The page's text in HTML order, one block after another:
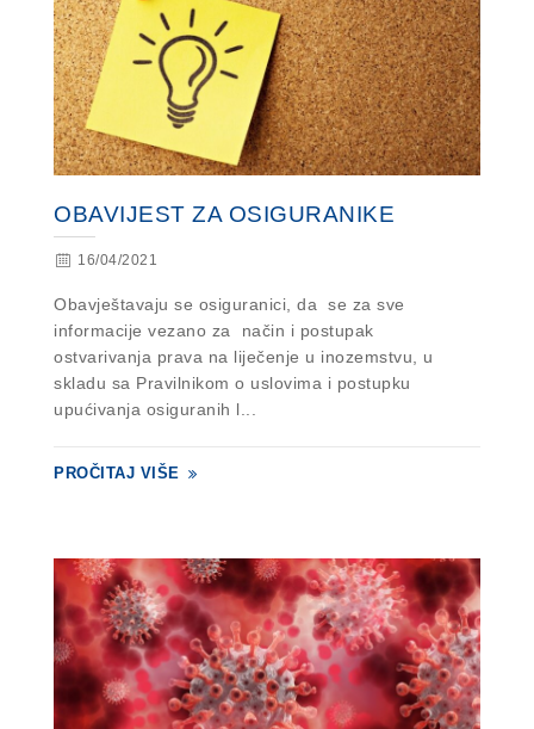
OBAVIJEST ZA OSIGURANIKE
16/04/2021
Obavještavaju se osiguranici, da se za sve
informacije vezano za način i postupak
ostvarivanja prava na liječenje u inozemstvu, u
skladu sa Pravilnikom o uslovima i postupku
upućivanja osiguranih l...
PROČITAJ VIŠE